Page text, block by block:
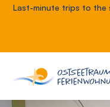
Last-minute trips to the